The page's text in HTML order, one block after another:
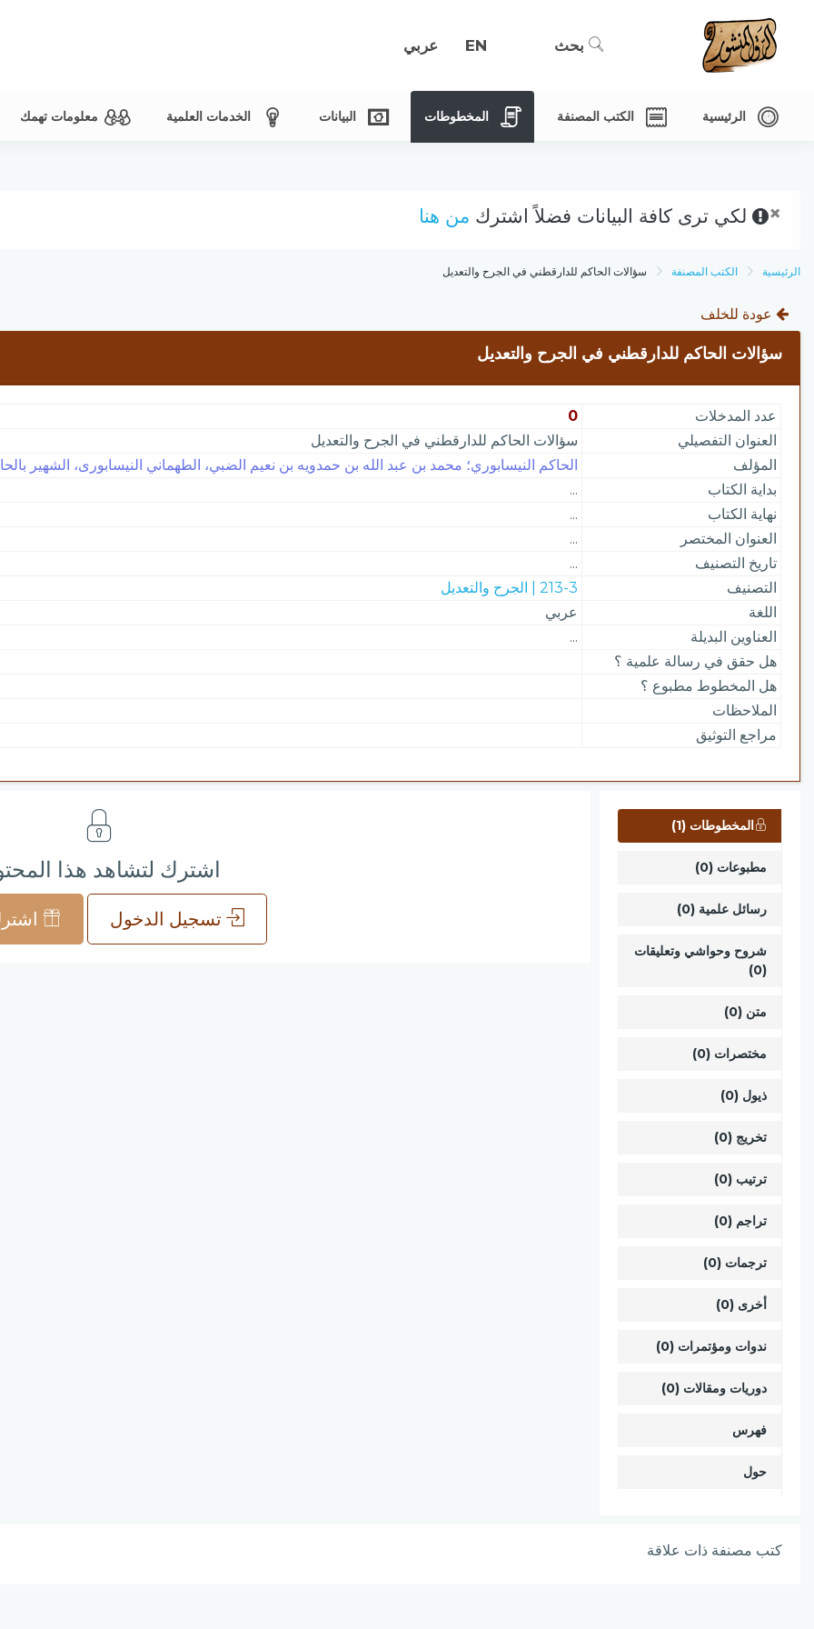
بحث EN عربي
الرئيسية الكتب المصنفة المخطوطات البيانات الخدمات العلمية معلومات تهمك
× لكي ترى كافة البيانات فضلاً اشترك من هنا
الرئيسية الكتب المصنفة سؤالات الحاكم للدارقطني في الجرح والتعديل
عودة للخلف
سؤالات الحاكم للدارقطني في الجرح والتعديل
عدد المدخلات
0
العنوان التفصيلي
سؤالات الحاكم للدارقطني في الجرح والتعديل
المؤلف
الحاكم النيسابوري؛ محمد بن عبد الله بن حمدويه بن نعيم الضبي، الطهماني النيسابورى، الشهير بالحاكم،
بداية الكتاب
...
نهاية الكتاب
...
العنوان المختصر
...
تاريخ التصنيف
...
التصنيف
213-3 | الجرح والتعديل
اللغة
عربي
العناوين البديلة
...
هل حقق في رسالة علمية ؟
هل المخطوط مطبوع ؟
الملاحظات
مراجع التوثيق
المخطوطات (1)
مطبوعات (0)
رسائل علمية (0)
شروح وحواشي وتعليقات
(0)
متن (0)
مختصرات (0)
ذيول (0)
تخريج (0)
ترتيب (0)
تراجم (0)
ترجمات (0)
أخرى (0)
ندوات ومؤتمرات (0)
دوريات ومقالات (0)
فهرس
حول
اشترك لتشاهد هذا
تسجيل الدخول
كتب مصنفة ذات علاقة